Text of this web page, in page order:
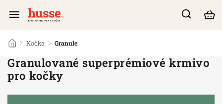
/ Kočka / Granule
Granulované superprémiové krmivo
pro kočky